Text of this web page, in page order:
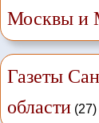
Москвы и
Газеты
области(27)